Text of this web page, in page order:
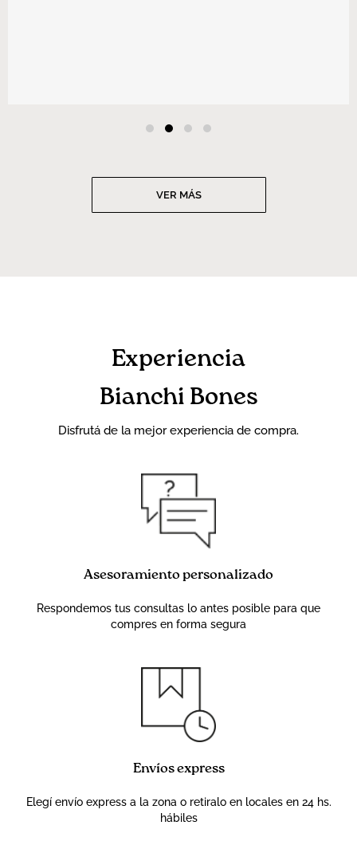
VER MÁS
Experiencia
Bianchi Bones
Disfrutá de la mejor experiencia de compra.
Asesoramiento personalizado
Respondemos tus consultas lo antes posible para que
compres en forma segura
Envíos express
Elegí envío express a la zona o retiralo en locales en 24 hs.
hábiles